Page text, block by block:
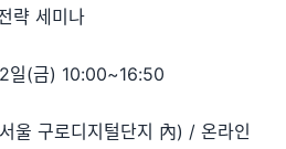
략 세미나
일(금) 10:00~16:50
울 구로디지털단지 內) / 온라인